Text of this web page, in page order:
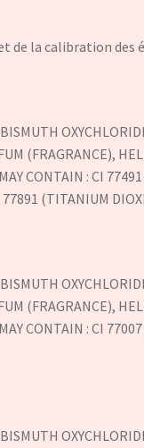
de la calibration des
(FRAGRANCE),
CONTAIN : CI
77891 (TITANIUM
(FRAGRANCE),
CONTAIN : CI